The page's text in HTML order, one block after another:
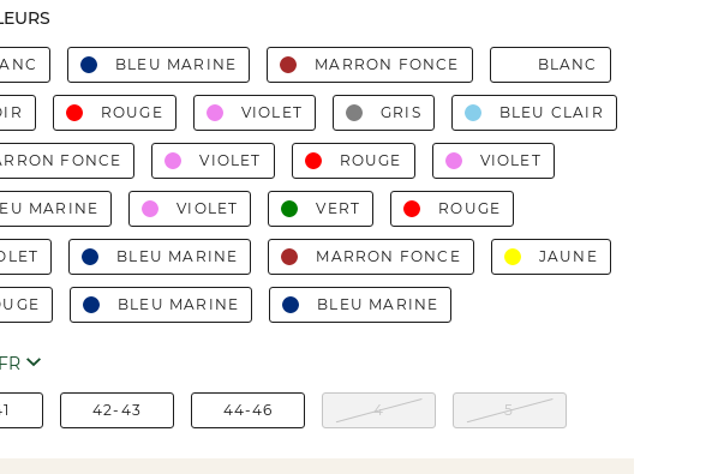
BLEU MARINE MARRON FONCE BLANC
ROUGE VIOLET GRIS BLEU CLAIR
FONCE VIOLET ROUGE VIOLET
MARINE VIOLET VERT ROUGE
BLEU MARINE MARRON FONCE JAUNE
BLEU MARINE BLEU MARINE
42-43 44-46 4 5